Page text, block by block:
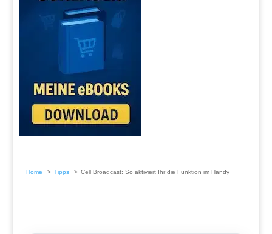
Home Tipps Cell Broadcast: So aktiviert Ihr die Funktion im Handy